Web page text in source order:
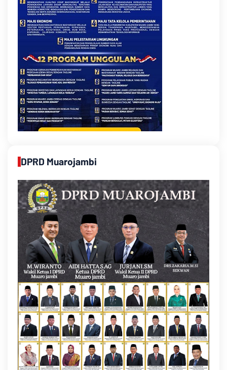
DPRD Muarojambi